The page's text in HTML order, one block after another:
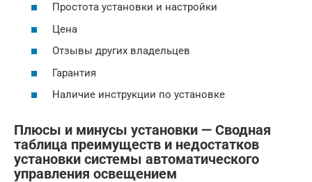
Простота установки и настройки
Цена
Отзывы других владельцев
Гарантия
Наличие инструкции по установке
Плюсы и минусы установки — Сводная
таблица преимуществ и недостатков
установки системы автоматического
управления освещением